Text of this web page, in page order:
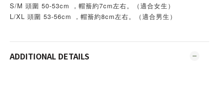
S/M 頭圍 50-53cm ，帽簷約7cm左右。（適合女生）
L/XL 頭圍 53-56cm ，帽簷約8cm左右。（適合男生）
ADDITIONAL DETAILS